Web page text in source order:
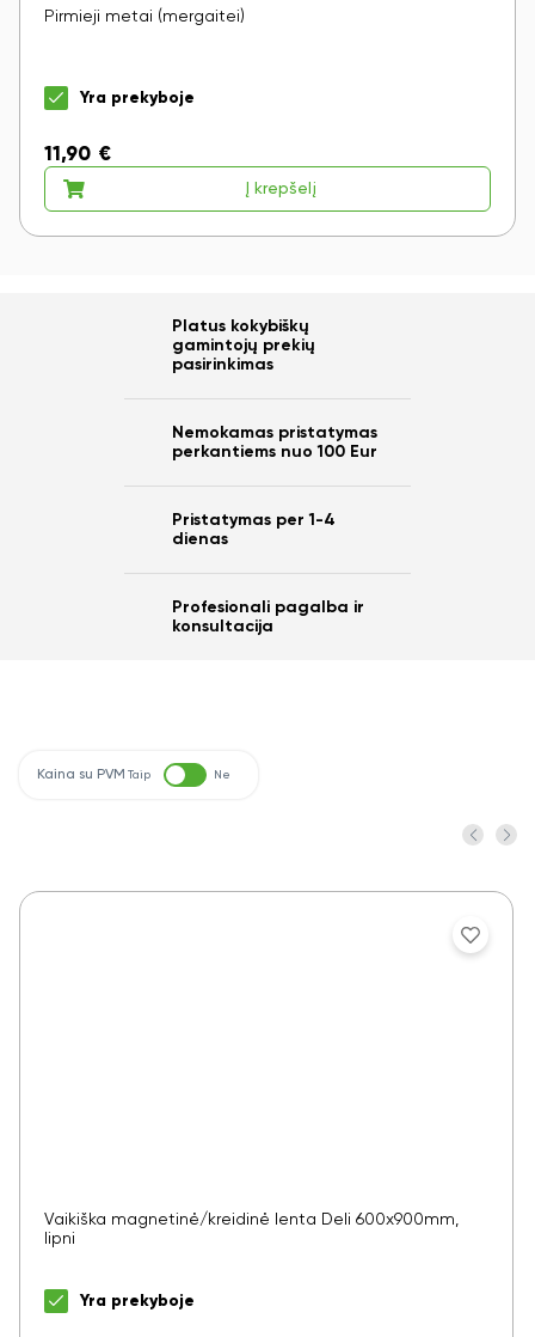
Pirmieji metai (mergaitei)
Yra prekyboje
11,90 €
Į krepšelį
Platus kokybiškų
gamintojų prekių
pasirinkimas
Nemokamas pristatymas
perkantiems nuo 100 Eur
Pristatymas per 1-4
dienas
Profesionali pagalba ir
konsultacija
Kaina su PVM Taip Ne
Vaikiška magnetinė/kreidinė lenta Deli 600x900mm,
lipni
Yra prekyboje